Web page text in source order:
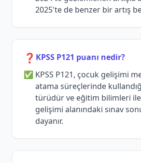
2025'te de benzer bir artış
❓ KPSS P121 puanı nedir?
KPSS P121, çocuk gelişimi
atama süreçlerinde
türüdür ve eğitim bilimleri
gelişimi alanındaki sınav
dayanır.